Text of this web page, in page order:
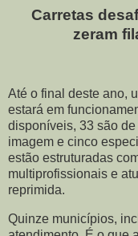
Carretas
zeram
Até o final deste ano,
estará em
disponíveis, 33 são
imagem e cinco
estão estruturadas
multiprofissionais e
reprimida.
Quinze municípios,